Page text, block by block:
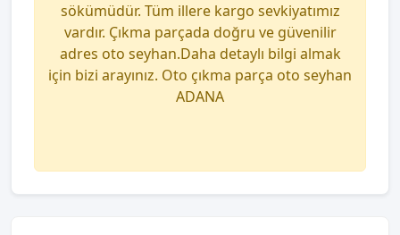
sökümüdür. Tüm illere kargo sevkiyatımız
vardır. Çıkma parçada doğru ve güvenilir
adres oto seyhan.Daha detaylı bilgi almak
için bizi arayınız. Oto çıkma parça oto seyhan
ADANA